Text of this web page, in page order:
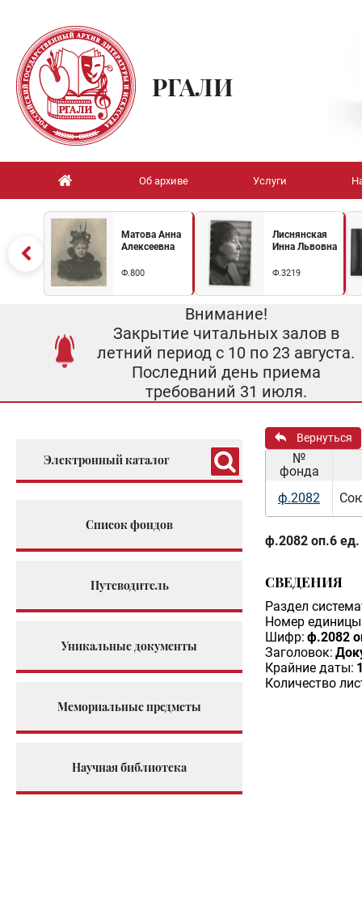
РГАЛИ
Об архиве Услуги
Матова Анна
Алексеевна
Ф.800
Лиснянская
Инна Львовна
Ф.3219
Внимание!
Закрытие читальных залов в
летний период с 10 по 23 августа.
Последний день приема
требований 31 июля.
Электронный каталог
Список фондов
Путеводитель
Уникальные документы
Мемориальные предметы
Научная библиотека
Вернуться
№
фонда
ф.2082
ф.2082 оп.6 ед.
СВЕДЕНИЯ
Раздел
Номер единицы
Шифр: ф.2082
Заголовок:
Крайние даты:
Количество